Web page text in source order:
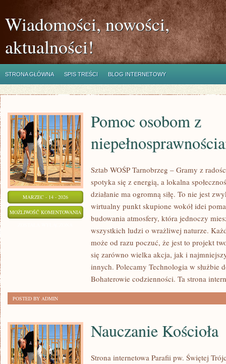
Wiadomości, nowości,
aktualności!
STRONA GŁÓWNA SPIS TREŚCI BLOG INTERNETOWY
MARZEC - 14 - 2026
MOŻLIWOŚĆ KOMENTOWANIA
Pomoc osobom z
Sztab WOŚP Tarnobrzeg – Gramy z
spotyka się z energią, a lokalna
działanie ma ogromną siłę. To nie jest
wirtualny punkt skupione wokół idei
budowania atmosfery, która jednoczy
wszystkich ludzi o wrażliwej naturze.
może od razu poczuć, że jest to projekt
się zarówno wielka akcja, jak i
innych. Polecamy Technologia w służbie
Bohaterowie codzienności. Ta strona
POSTED BY ADMIN
Nauczanie Kościoła
Strona internetowa Parafii pw. Świętej